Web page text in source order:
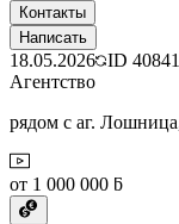
Контакты
Написать
18.05.2026 ID
Агентство
рядом с аг.
от 1 000 000 ƃ